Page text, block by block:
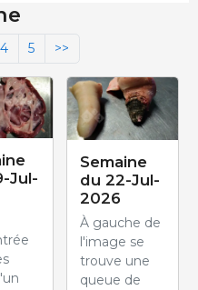
4 5 >>
Jul-
Semaine
du 22-Jul-
2026
À gauche de
l'image se
trouve une
queue de